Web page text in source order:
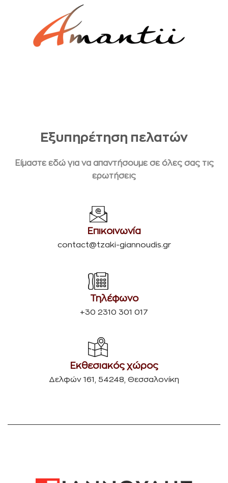
Εξυπηρέτηση πελατών
Είμαστε εδώ για να απαντήσουμε σε όλες σας τις
ερωτήσεις
Επικοινωνία
contact@tzaki-giannoudis.gr
Τηλέφωνο
+30 2310 301 017
Εκθεσιακός χώρος
Δελφών 161, 54248, Θεσσαλονίκη